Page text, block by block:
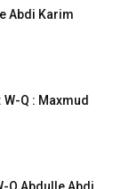
Abdi Karim
W-Q : Maxmud